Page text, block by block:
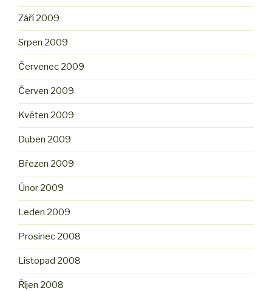
Září 2009
Srpen 2009
Červenec 2009
Červen 2009
Květen 2009
Duben 2009
Březen 2009
Únor 2009
Leden 2009
Prosinec 2008
Listopad 2008
Říjen 2008